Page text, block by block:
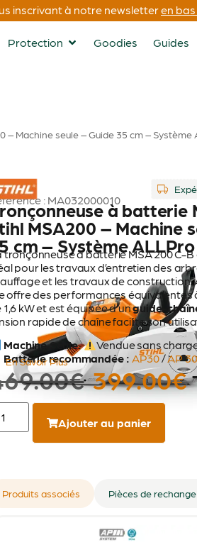
inscrivant à notre newsletteren
Protection Goodies Guides
Machine seule – Guide 35 cm – Système
: MA032000010à batterie
MSA200 – Machine
cm – Système
tronçonneuse à batterie MSA 200 C-
pour les travaux d’entretien des
et les travaux de construction.
offre des performances
1,6 kW et est équipée d’unguide-
rapide de chaîne facilite son
Machine Seule.
Vendue sans
Batterie recommandée : AP30/AP
En Savoir Plus
€ 399.00€
Ajouter au panier
Produits associés Pièces de rechange